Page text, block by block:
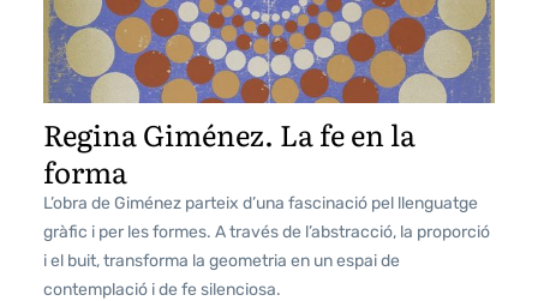
Regina Giménez. La fe en la
forma
L’obra de Giménez parteix d’una fascinació pel llenguatge
gràfic i per les formes. A través de l’abstracció, la proporció
i el buit, transforma la geometria en un espai de
contemplació i de fe silenciosa.